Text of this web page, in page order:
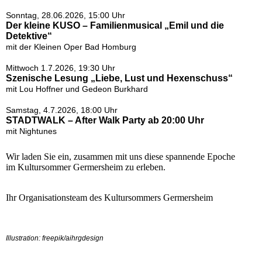
Sonntag, 28.06.2026, 15:00 Uhr
Der kleine KUSO – Familienmusical „Emil und die
Detektive“
mit der Kleinen Oper Bad Homburg
Mittwoch 1.7.2026, 19:30 Uhr
Szenische Lesung „Liebe, Lust und Hexenschuss“
mit Lou Hoffner und Gedeon Burkhard
Samstag, 4.7.2026, 18:00 Uhr
STADTWALK – After Walk Party ab 20:00 Uhr
mit Nightunes
Wir laden Sie ein, zusammen mit uns diese spannende Epoche
im Kultursommer Germersheim zu erleben.
Ihr Organisationsteam des Kultursommers Germersheim
Illustration: freepik/aihrgdesign